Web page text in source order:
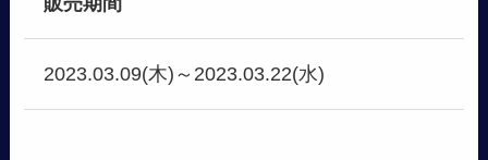
2023.03.09(木)～2023.03.22(水)